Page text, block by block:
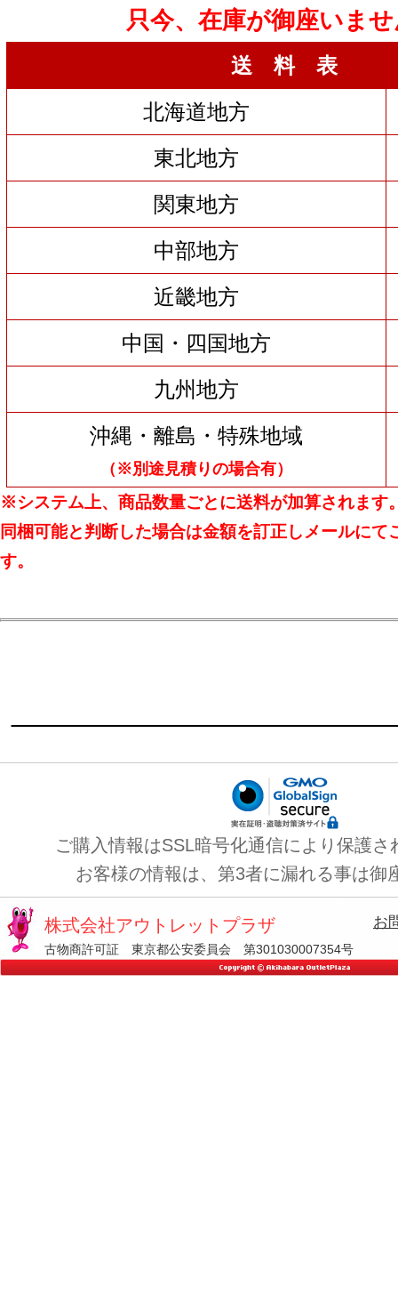
只今、在庫が御座いま
送 料 表
北海道地方
東北地方
関東地方
中部地方
近畿地方
中国・四国地方
九州地方
沖縄・離島・特殊地域
（※別途見積りの場合有）
※システム上、商品数量ごとに送料が加算されます
同梱可能と判断した場合は金額を訂正しメールにて
す。
ご購入情報はSSL暗号化通信により保護さ
お客様の情報は、第3者に漏れる事は御
株式会社アウトレットプラザ
古物商許可証 東京都公安委員会 第301030007354号
お